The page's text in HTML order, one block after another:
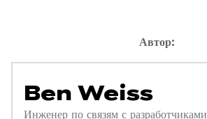
Автор:
Ben Weiss
Инженер по связям с разработчиками